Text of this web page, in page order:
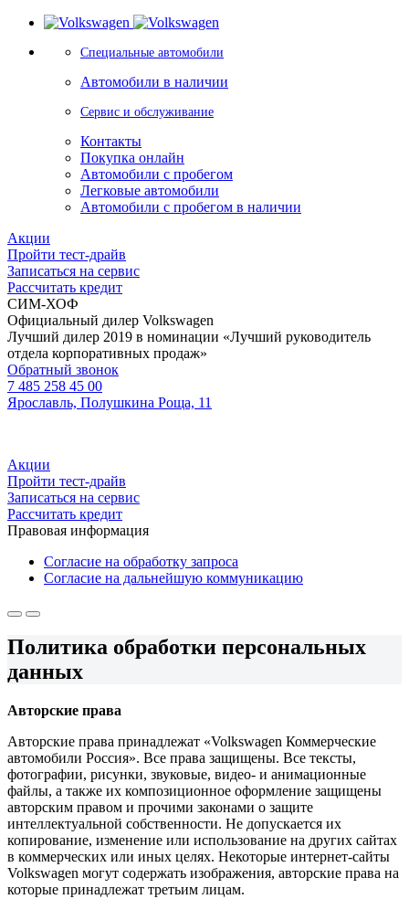
Специальные автомобили
Автомобили в наличии
Сервис и обслуживание
Контакты
Покупка онлайн
Автомобили с пробегом
Легковые автомобили
Автомобили с пробегом в наличии
Акции
Пройти тест-драйв
Записаться на сервис
Рассчитать кредит
СИМ-ХОФ
Официальный дилер Volkswagen
Лучший дилер 2019 в номинации «Лучший руководитель
отдела корпоративных продаж»
Обратный звонок
7 485 258 45 00
Ярославль, Полушкина Роща, 11
Акции
Пройти тест-драйв
Записаться на сервис
Рассчитать кредит
Правовая информация
Согласие на обработку запроса
Согласие на дальнейшую коммуникацию
Политика обработки персональных
данных
Авторские права
Авторские права принадлежат «Volkswagen Коммерческие
автомобили Россия». Все права защищены. Все тексты,
фотографии, рисунки, звуковые, видео- и анимационные
файлы, а также их композиционное оформление защищены
авторским правом и прочими законами о защите
интеллектуальной собственности. Не допускается их
копирование, изменение или использование на других сайтах
в коммерческих или иных целях. Некоторые интернет-сайты
Volkswagen могут содержать изображения, авторские права на
которые принадлежат третьим лицам.